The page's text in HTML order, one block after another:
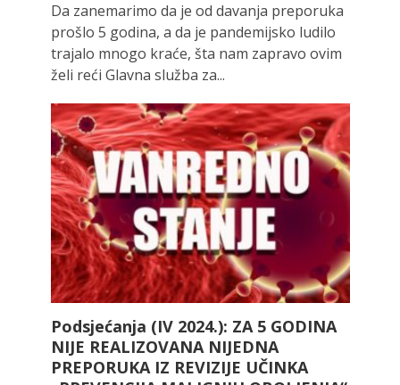
Da zanemarimo da je od davanja preporuka
prošlo 5 godina, a da je pandemijsko ludilo
trajalo mnogo kraće, šta nam zapravo ovim
želi reći Glavna služba za...
Podsjećanja (IV 2024.): ZA 5 GODINA
NIJE REALIZOVANA NIJEDNA
PREPORUKA IZ REVIZIJE UČINKA